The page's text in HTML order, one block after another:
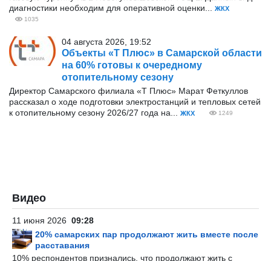
диагностики необходим для оперативной оценки...
ЖКХ
1035
04 августа 2026, 19:52
Объекты «Т Плюс» в Самарской области
на 60% готовы к очередному
отопительному сезону
Директор Самарского филиала «Т Плюс» Марат Феткуллов
рассказал о ходе подготовки электростанций и тепловых сетей
к отопительному сезону 2026/27 года на...
ЖКХ 1249
Видео
11 июня 2026 09:28
20% самарских пар продолжают жить вместе после
расставания
10% респондентов признались, что продолжают жить с